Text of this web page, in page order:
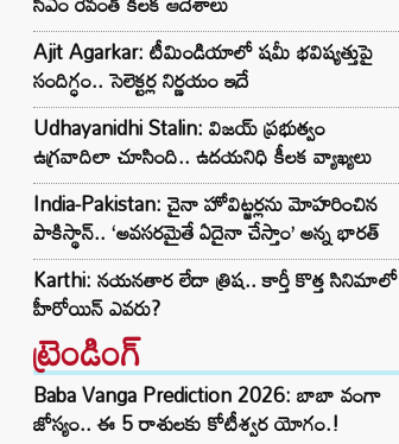
Ajit Agarkar: టీమిండియాలో షమీ భవిష్యత్తుపై
సందిగ్ధం.. సెలెక్టర్ల నిర్ణయం ఇదే
Udhayanidhi Stalin: విజయ్ ప్రభుత్వం
ఉగ్రవాదిలా చూసింది.. ఉదయనిధి కీలక వ్యాఖ్యలు
India-Pakistan: చైనా హోవిట్జర్లను మోహరించిన
పాకిస్థాన్.. ‘అవసరమైతే ఏదైనా చేస్తాం’ అన్న భారత్
Karthi: నయనతార లేదా త్రిష.. కార్తీ కొత్త సినిమాలో
హీరోయిన్ ఎవరు?
ట్రెండింగ్‌
Baba Vanga Prediction 2026: బాబా వంగా
జోస్యం.. ఈ 5 రాశులకు కోటీశ్వర యోగం.!